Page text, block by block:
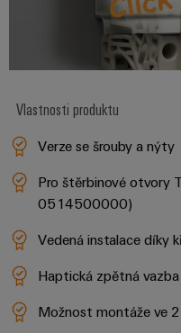
specifické
požadavky
na
budov
Výroba
Řešení
výzev
se
rozvaděčů
Přenos
pracoviště
software
Weidmüller
Systémy
a
řešení
automatizace
Řešení
Elektronika
Reléové
moduly
relé
Izolační
zesilovače
a
převodníky
Napájecí
Technická
podpora
Shoda
produktu
s
prostředím
PSIRT
údaje
Technický
produktový
Novinky
společnosti
Naši
Partnerská
pro
průmyslový
věcí
Distribuce
PRO
Velkoobchody
Vlastnosti produktu
Verze se šrouby a nýty
Pro štěrbinové otvory
0514500000)
Vedená instalace díky
Haptická zpětná
Možnost montáže ve 2